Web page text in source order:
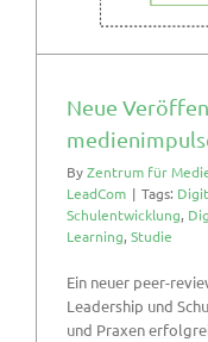
Neue
ByZentrum für
LeadCom | Tags:
Schulentwicklung,
Learning, Studie
Ein neuer peer-
Leadership und
und Praxen